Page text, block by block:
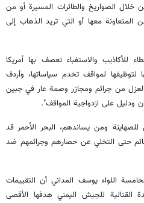
الصواريخ والطائرات المسيرة أو من
معها أو التي تريد الذهاب إلى
للأكاذيب والاستغباء تعصف بها أمريكا
لتوظيفها لمواقف تخدم سياساتها، وأردف
من جرائم ومجازر وصمة عار في جبين
ودليل على ازدواجية المواقف".
للصهاينة ومن يساندهم، البحر الأحمر قد
حتى التخلي عن حصارهم وجرائمهم ضد
اللواء يوسف المداني أن التقييمات
القتالية للجيش اليمني هدفها الأقصى